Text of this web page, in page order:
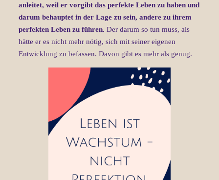
anleitet, weil er vorgibt das perfekte Leben zu haben und
darum behauptet in der Lage zu sein, andere zu ihrem
perfekten Leben zu führen. Der darum so tun muss, als
hätte er es nicht mehr nötig, sich mit seiner eigenen
Entwicklung zu befassen. Davon gibt es mehr als genug.